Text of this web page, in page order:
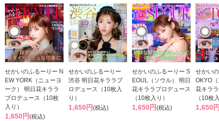
せかいのふるーりー N
EW YORK（ニューヨ
ーク） 明日花キララ
プロデュース（10枚
入り）
1,650円(税込)
せかいのふるーりー
渋谷 明日花キララプ
ロデュース（10枚入
り）
1,650円(税込)
せかいのふるーりー S
EOUL（ソウル） 明日
花キララプロデュース
（10枚入り）
1,650円(税込)
せかい
OKYO
花キラ
（10枚
1,650